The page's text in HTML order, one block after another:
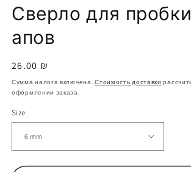
Сверло для
апов
Обычная
цена
26.00 ₪
Сумма налога включена.Стоимость доставки
оформлении заказа.
Size